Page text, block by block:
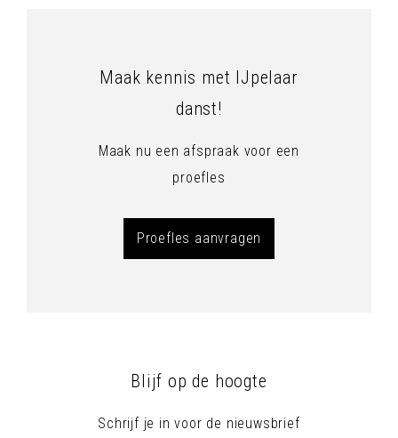
Maak kennis met IJpelaar
danst!
Maak nu een afspraak voor een
proefles
Proefles aanvragen
Blijf op de hoogte
Schrijf je in voor de nieuwsbrief